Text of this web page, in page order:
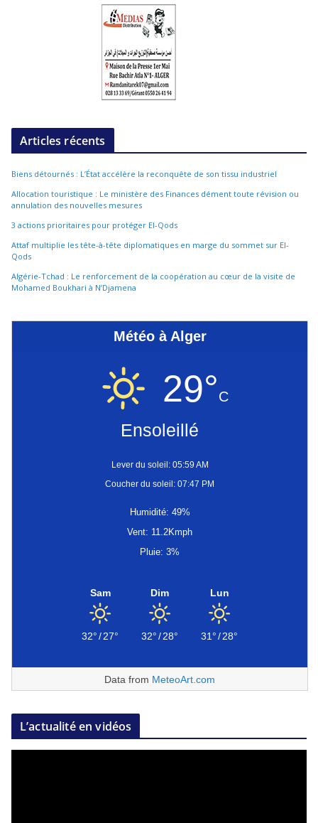
Articles récents
Biens détournés : L’État accélère la reconquête de son tissu industriel
Allocation touristique : Le ministère des Finances dément toute révision ou
annulation des nouvelles mesures
3 actions prioritaires pour protéger El-Qods
Attaf multiplie les tête-à-tête diplomatiques en marge du sommet sur El-
Qods
Algérie-Tchad : Le renforcement de la coopération au cœur de la visite de
Mohamed Boukhari à N’Djamena
Météo à Alger
29°C
Ensoleillé
Lever du soleil: 05:59 AM
Coucher du soleil: 07:47 PM
Humidité: 49%
Vent: 11.2Kmph
Pluie: 3%
Sam
32°/27°
Dim
32°/28°
Lun
31°/28°
Data from MeteoArt.com
L’actualité en vidéos